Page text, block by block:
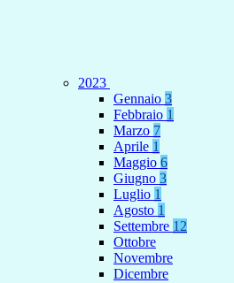
2023
Gennaio 3
Febbraio 1
Marzo 7
Aprile 1
Maggio 6
Giugno 3
Luglio 1
Agosto 1
Settembre 12
Ottobre
Novembre
Dicembre